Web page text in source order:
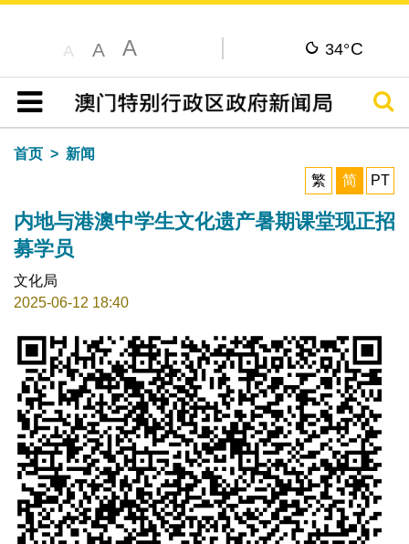
A A A 34°C
目录
搜寻
首页
新闻
繁
简 PT
内地与港澳中学生文化遗产暑期课堂现正招
募学员
文化局
2025-06-12 18:40